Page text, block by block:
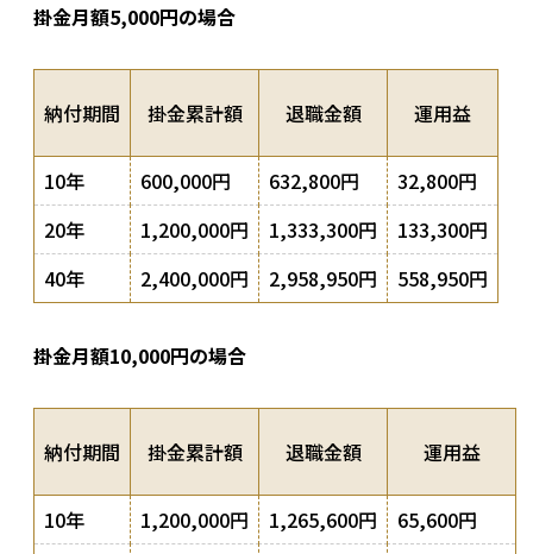
掛金月額5,000円の場合
納付期間 掛金累計額 退職金額 運用益
10年 600,000円 632,800円
32,800円
20年
1,200,000円 1,333,300円
133,300円
40年
2,400,000円 2,958,950円 558,950円
掛金月額10,000円の場合
納付期間 掛金累計額 退職金額 運用益
10年 1,200,000円 1,265,600円
65,600円